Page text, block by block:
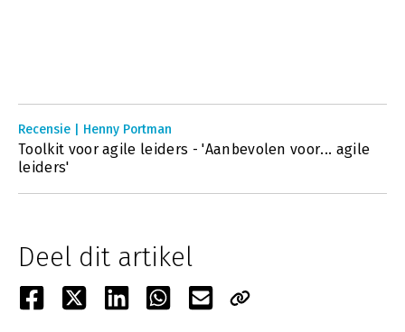
Recensie | Henny Portman
Toolkit voor agile leiders - 'Aanbevolen voor... agile
leiders'
Deel dit artikel